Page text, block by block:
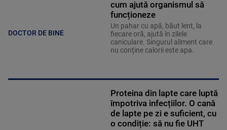
DOCTOR DE BINE
cum ajută organismul să
funcționeze
Un pahar cu apă, băut lent, la
fiecare oră, ajută în zilele
caniculare. Singurul aliment care
nu conține calorii este apa.
Proteina din lapte care luptă
împotriva infecțiilor. O cană
de lapte pe zi e suficient, cu
o condiție: să nu fie UHT